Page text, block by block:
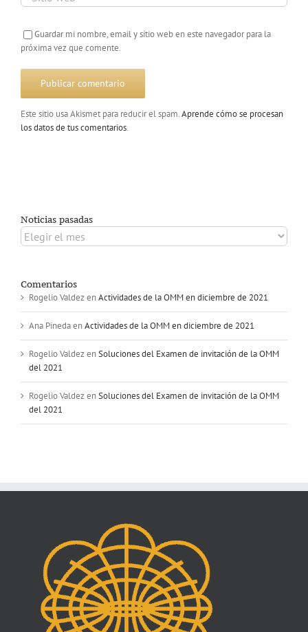
Guardar mi nombre, email y sitio web en este navegador para la
próxima vez que comente.
Este sitio usa Akismet para reducir el spam.Aprende cómo se procesan
los datos de tus comentarios.
Noticias pasadas
Noticias
pasadas
Comentarios
Rogelio ValdezenActividades de la OMM en diciembre de 2021
Ana PinedaenActividades de la OMM en diciembre de 2021
Rogelio ValdezenSoluciones del Examen de invitación de la OMM
del 2021
Rogelio ValdezenSoluciones del Examen de invitación de la OMM
del 2021